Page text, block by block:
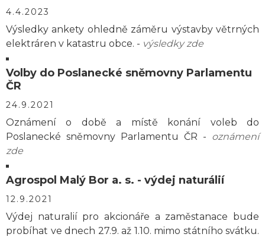
4.4.2023
Výsledky ankety ohledně záměru výstavby větrných
elektráren v katastru obce. - výsledky zde
Volby do Poslanecké sněmovny Parlamentu
ČR
24.9.2021
Oznámení o době a místě konání voleb do
Poslanecké sněmovny Parlamentu ČR - oznámení
zde
Agrospol Malý Bor a. s. - výdej naturálií
12.9.2021
Výdej naturalií pro akcionáře a zaměstanace bude
probíhat ve dnech 27.9. až 1.10. mimo státního svátku.